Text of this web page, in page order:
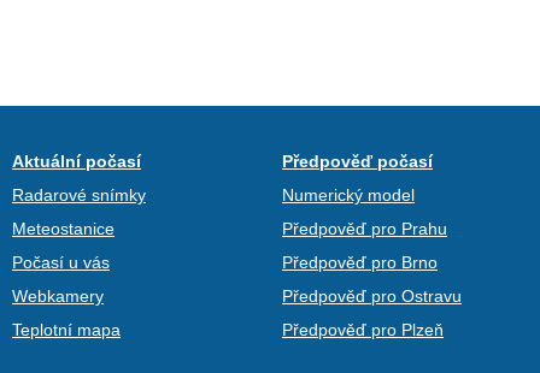
Aktuální počasí
Radarové snímky
Meteostanice
Počasí u vás
Webkamery
Teplotní mapa
Předpověď počasí
Numerický model
Předpověď pro Prahu
Předpověď pro Brno
Předpověď pro Ostravu
Předpověď pro Plzeň